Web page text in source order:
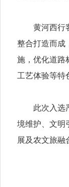
黄河西行
整合打造而成
施，优化道路
工艺体验等特
此次入选
境维护、文明
展及农文旅融